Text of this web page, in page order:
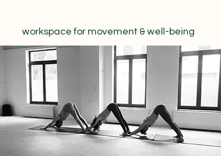
workspace for movement & well-being